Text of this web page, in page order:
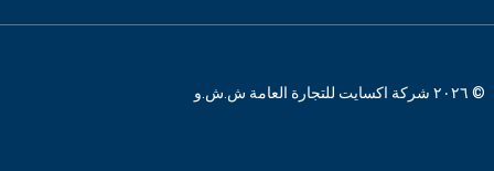
© ٢٠٢٦ شركة اكسايت للتجارة العامة ش.ش.و